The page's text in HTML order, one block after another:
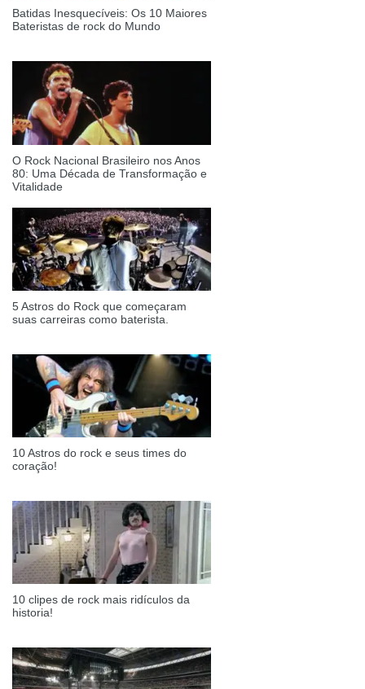
Batidas Inesquecíveis: Os 10 Maiores
Bateristas de rock do Mundo
O Rock Nacional Brasileiro nos Anos
80: Uma Década de Transformação e
Vitalidade
5 Astros do Rock que começaram
suas carreiras como baterista.
10 Astros do rock e seus times do
coração!
10 clipes de rock mais ridículos da
historia!